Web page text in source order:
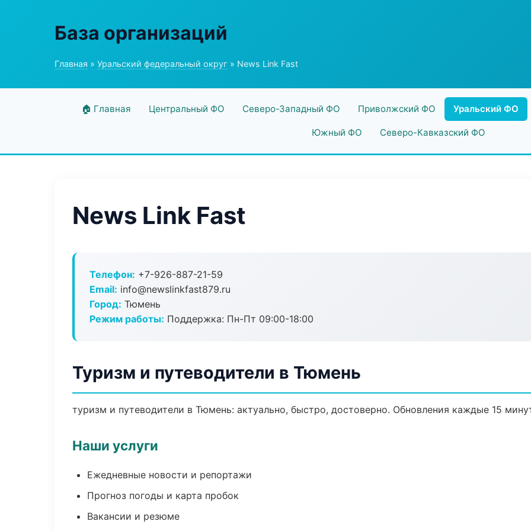
База организаций
Главная » Уральский федеральный округ » News Link Fast
🏠 Главная Центральный ФО Северо-Западный ФО Приволжский ФО Уральский ФО
Южный ФО Северо-Кавказский ФО
News Link Fast
Телефон: +7-926-887-21-59
Email: info@newslinkfast879.ru
Город: Тюмень
Режим работы: Поддержка: Пн-Пт 09:00-18:00
Туризм и путеводители в Тюмень
туризм и путеводители в Тюмень: актуально, быстро, достоверно. Обновления каждые 15
Наши услуги
Ежедневные новости и репортажи
Прогноз погоды и карта пробок
Вакансии и резюме